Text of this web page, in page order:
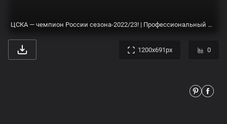
ЦСКА — чемпион России сезона-2022/23! | Профессиональный гандбольный клуб ЦСКА
1200x691px 0